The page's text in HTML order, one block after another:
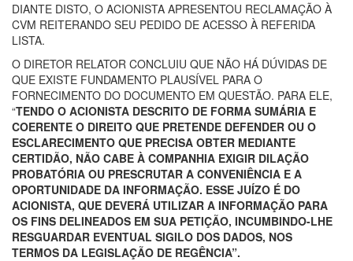
DIANTE DISTO, O ACIONISTA APRESENTOU RECLAMAÇÃO À
CVM REITERANDO SEU PEDIDO DE ACESSO À REFERIDA
LISTA.
O DIRETOR RELATOR CONCLUIU QUE NÃO HÁ DÚVIDAS DE
QUE EXISTE FUNDAMENTO PLAUSÍVEL PARA O
FORNECIMENTO DO DOCUMENTO EM QUESTÃO. PARA ELE,
“TENDO O ACIONISTA DESCRITO DE FORMA SUMÁRIA E
COERENTE O DIREITO QUE PRETENDE DEFENDER OU O
ESCLARECIMENTO QUE PRECISA OBTER MEDIANTE
CERTIDÃO, NÃO CABE À COMPANHIA EXIGIR DILAÇÃO
PROBATÓRIA OU PRESCRUTAR A CONVENIÊNCIA E A
OPORTUNIDADE DA INFORMAÇÃO. ESSE JUÍZO É DO
ACIONISTA, QUE DEVERÁ UTILIZAR A INFORMAÇÃO PARA
OS FINS DELINEADOS EM SUA PETIÇÃO, INCUMBINDO-LHE
RESGUARDAR EVENTUAL SIGILO DOS DADOS, NOS
TERMOS DA LEGISLAÇÃO DE REGÊNCIA”.